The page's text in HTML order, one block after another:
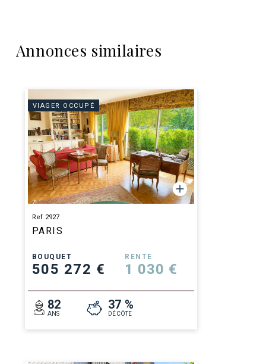
Annonces similaires
VIAGER OCCUPÉ
Ref 2927
PARIS
BOUQUET
505 272 €
RENTE
1 030 €
82
ANS
37 %
DÉCÔTE